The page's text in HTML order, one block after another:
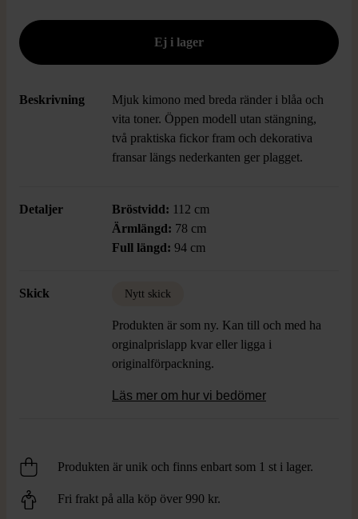
Beskrivning
Mjuk kimono med breda ränder i blåa och
vita toner. Öppen modell utan stängning,
två praktiska fickor fram och dekorativa
fransar längs nederkanten ger plagget.
Detaljer Bröstvidd: 112 cm
Ärmlängd: 78 cm
Full längd: 94 cm
Skick Nytt skick
Produkten är som ny. Kan till och med ha
orginalprislapp kvar eller ligga i
originalförpackning.
Läs mer om hur vi bedömer
Produkten är unik och finns enbart som 1 st i lager.
Fri frakt på alla köp över 990 kr.